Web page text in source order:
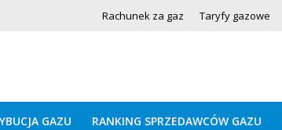
Rachunek za gaz Taryfy gazowe
GAZU RANKING SPRZEDAWCÓW GAZU